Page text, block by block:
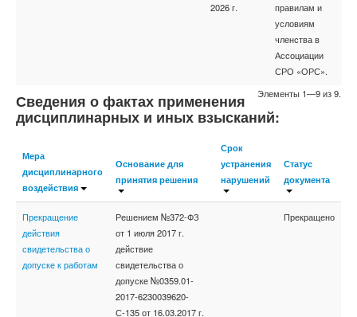
2026 г.
правилам и
условиям
членства в
Ассоциации
СРО «ОРС».
Элементы 1—9 из 9.
Сведения о фактах применения
дисциплинарных и иных взысканий:
Мера
дисциплинарного
воздействия
Основание для
принятия решения
Срок
устранения
нарушений
Статус
документа
Прекращение
действия
свидетельства о
допуске к работам
Решением №372-ФЗ
от 1 июля 2017 г.
действие
свидетельства о
допуске №0359.01-
2017-6230039620-
С-135 от 16.03.2017 г.
Прекращено